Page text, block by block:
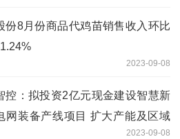
份8月份商品代鸡苗销售收入环比
2023-09-08
控：拟投资2亿元现金建设智慧新
网装备产线项目 扩大产能及区域
2023-09-08